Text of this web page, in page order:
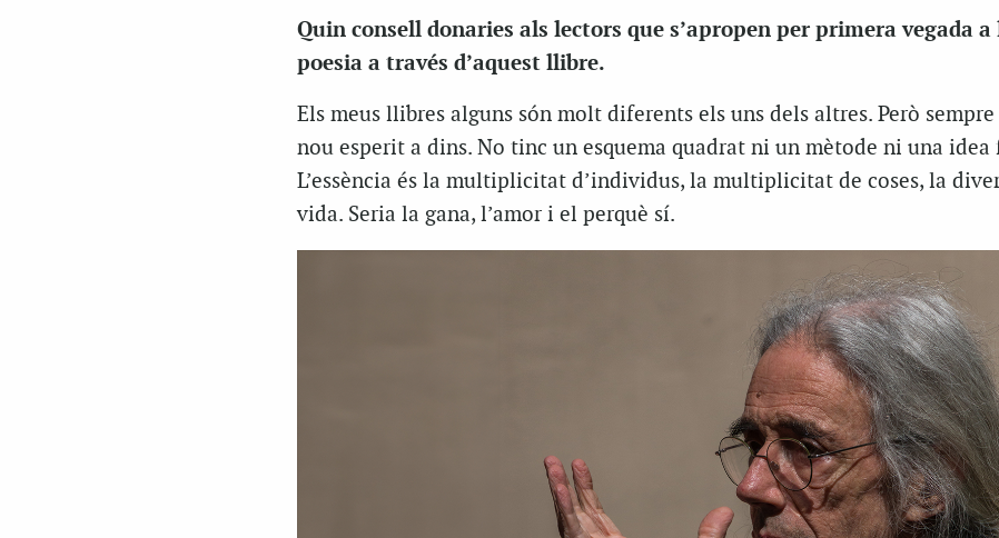
Quin consell donaries als lectors que s’apropen per primera vegada a
poesia a través d’aquest llibre.
Els meus llibres alguns són molt diferents els uns dels altres. Però
nou esperit a dins. No tinc un esquema quadrat ni un mètode ni una idea
L’essència és la multiplicitat d’individus, la multiplicitat de coses, la
vida. Seria la gana, l’amor i el perquè sí.